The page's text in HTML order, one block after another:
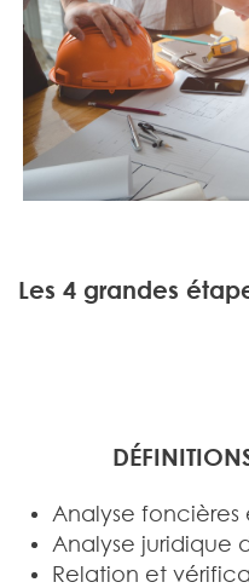
Les 4 grandes
Analyse
Analyse juridique
Relation et